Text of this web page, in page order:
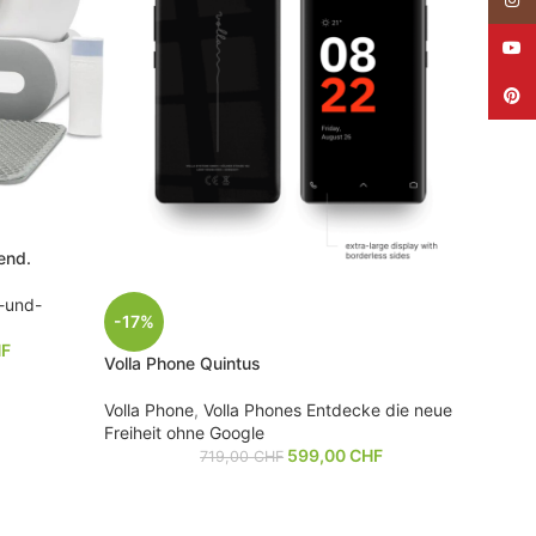
und-
-17%
Volla Phone Quintus
Volla Phone, Volla Phones Entdecke die neue
Freiheit ohne Google
719,00CHF 599,00CHF